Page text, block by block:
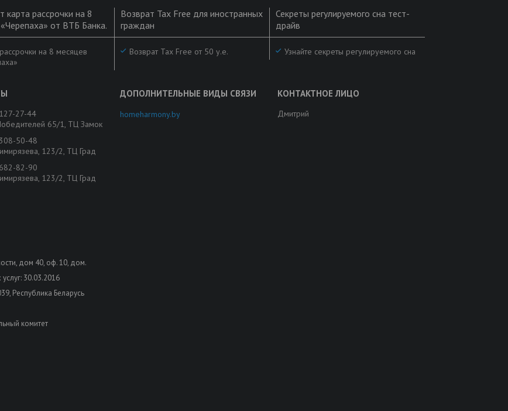
карта рассрочки на 8
от ВТБ Банка.
на 8 месяцев
Возврат Tax Free для иностранных
граждан
Возврат Tax Free от 50 у.е.
Секреты регулируемого сна тест-
драйв
Узнайте секреты регулируемого сна
27-44
65/1, ТЦ Замок
50-48
123/2, ТЦ Град
82-90
123/2, ТЦ Град
homeharmony.by Дмитрий
дом 40, оф. 10, дом.
30.03.2016
Республика Беларусь
комитет